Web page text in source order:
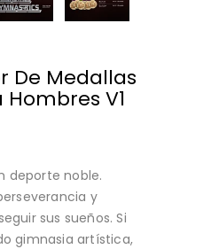
V1
deporte noble.
y
sus sueños. Si
gimnasia artística,